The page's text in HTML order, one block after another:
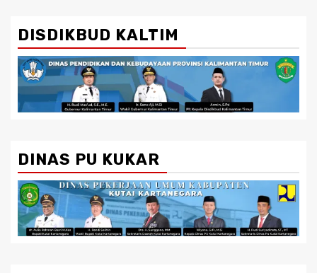
DISDIKBUD KALTIM
DINAS PU KUKAR